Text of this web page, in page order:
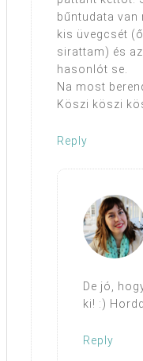
bűntudata van
kis üvegcsét
sirattam) és
hasonlót se.
Na most
Köszi köszi
Reply
De jó,
ki! :)
Reply